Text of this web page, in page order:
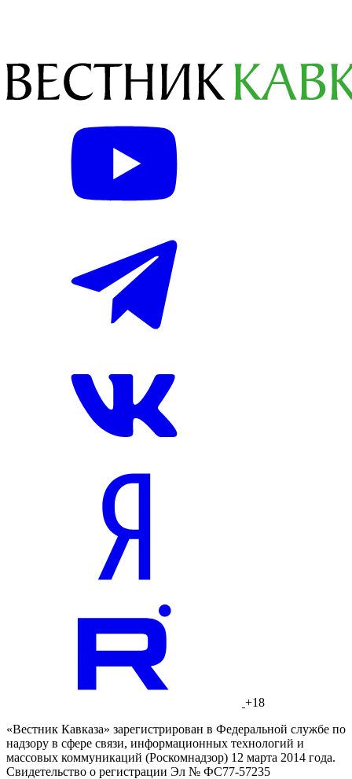
+18
«Вестник Кавказа» зарегистрирован в Федеральной службе по
надзору в сфере связи, информационных технологий и
массовых коммуникаций (Роскомнадзор) 12 марта 2014 года.
Свидетельство о регистрации Эл № ФС77-57235